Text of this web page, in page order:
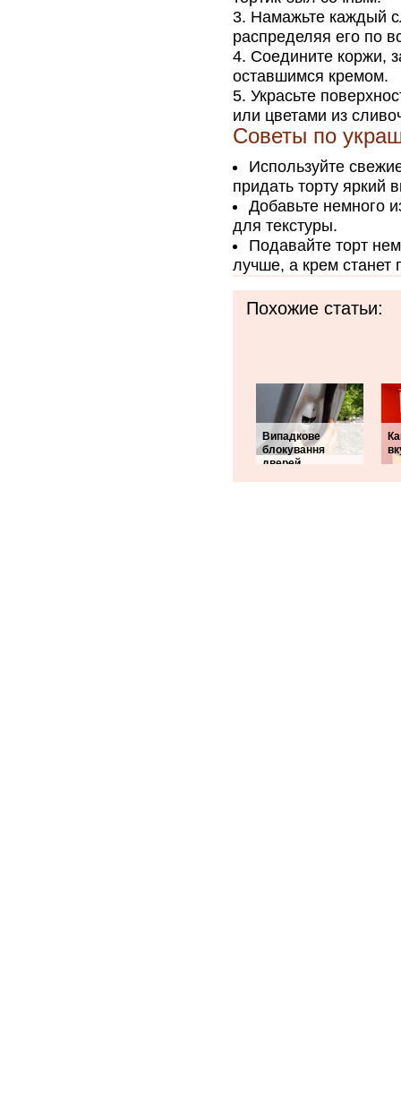
Намажьте каждый
распределяя его по
Соедините коржи,
оставшимся кремом.
Украсьте
или цветами из
Советы по
Используйте
придать торту яркий
Добавьте немного
для текстуры.
Подавайте торт
лучше, а крем станет
Похожие статьи:
Випадкове
блокування
дверей